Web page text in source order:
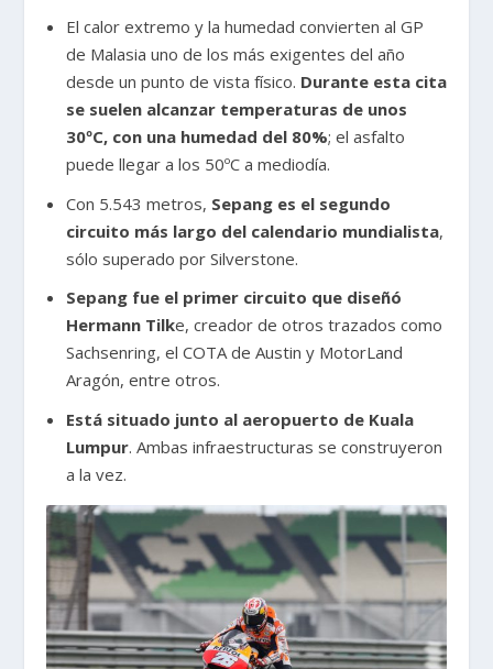
El calor extremo y la humedad convierten al GP
de Malasia uno de los más exigentes del año
desde un punto de vista físico. Durante esta cita
se suelen alcanzar temperaturas de unos
30ºC, con una humedad del 80%; el asfalto
puede llegar a los 50ºC a mediodía.
Con 5.543 metros, Sepang es el segundo
circuito más largo del calendario mundialista,
sólo superado por Silverstone.
Sepang fue el primer circuito que diseñó
Hermann Tilke, creador de otros trazados como
Sachsenring, el COTA de Austin y MotorLand
Aragón, entre otros.
Está situado junto al aeropuerto de Kuala
Lumpur. Ambas infraestructuras se construyeron
a la vez.